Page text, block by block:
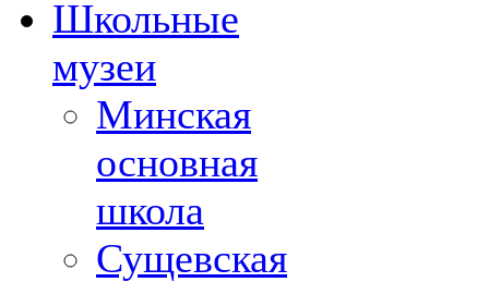
Школьные
музеи
Минская
основная
школа
Сущевская